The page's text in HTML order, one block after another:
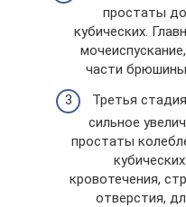
простаты
кубических.
части
Третья
сильное
простаты
кровотечения,
отверстия,